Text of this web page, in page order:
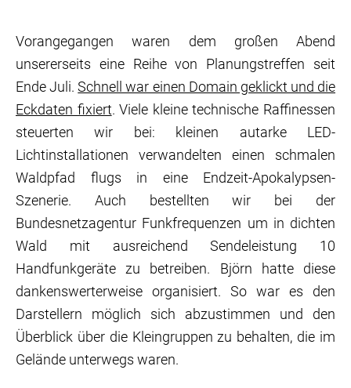
Vorangegangen waren dem großen Abend
unsererseits eine Reihe von Planungstreffen seit
Ende Juli.Schnell war einen Domain geklickt und die
Eckdaten fixiert. Viele kleine technische Raffinessen
steuerten wir bei: kleinen autarke LED-
Lichtinstallationen verwandelten einen schmalen
Waldpfad flugs in eine Endzeit-Apokalypsen-
Szenerie. Auch bestellten wir bei der
Bundesnetzagentur Funkfrequenzen um in dichten
Wald mit ausreichend Sendeleistung 10
Handfunkgeräte zu betreiben. Björn hatte diese
dankenswerterweise organisiert. So war es den
Darstellern möglich sich abzustimmen und den
Überblick über die Kleingruppen zu behalten, die im
Gelände unterwegs waren.